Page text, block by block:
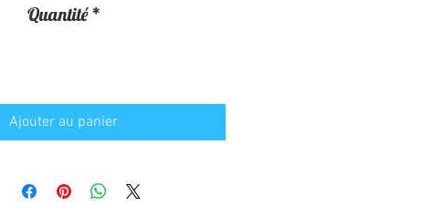
Quantité *
Ajouter au panier